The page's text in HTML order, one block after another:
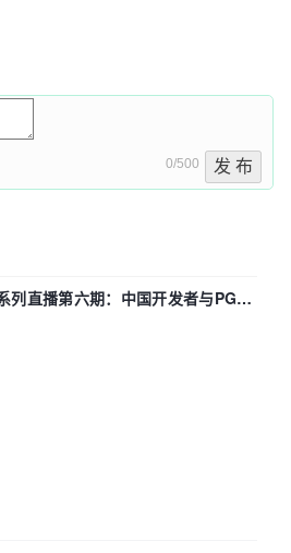
0/500 发 布
列直播第六期：中国开发者与PG内
贡献了什么？